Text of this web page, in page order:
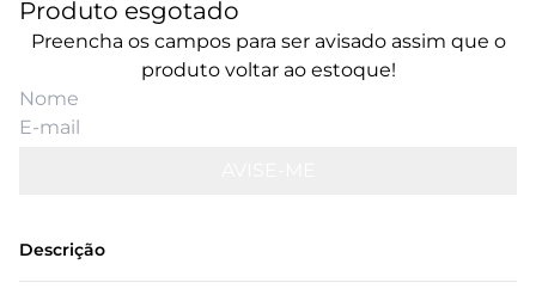
Produto esgotado
Preencha os campos para ser avisado assim que o
produto voltar ao estoque!
Descrição